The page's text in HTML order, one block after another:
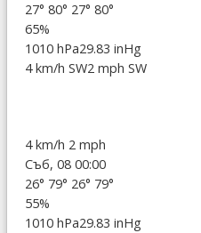
27° 80° 27° 80°
65%
1010 hPa29.83 inHg
4 km/h SW2 mph SW
4 km/h 2 mph
Съб, 08 00:00
26° 79° 26° 79°
55%
1010 hPa29.83 inHg